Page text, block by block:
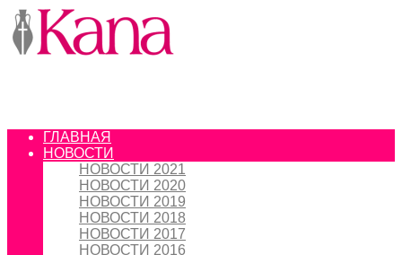
ГЛАВНАЯ
НОВОСТИ
НОВОСТИ 2021
НОВОСТИ 2020
НОВОСТИ 2019
НОВОСТИ 2018
НОВОСТИ 2017
НОВОСТИ 2016